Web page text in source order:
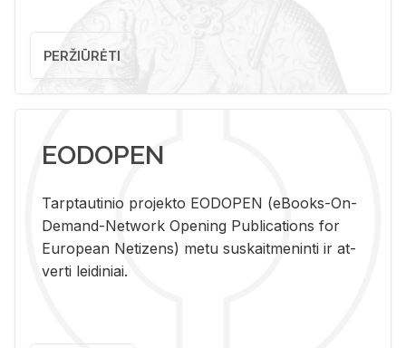
PERŽIŪRĖTI
EODOPEN
Tarp­tau­ti­nio pro­jek­to EO­DO­PEN (eBo­oks-On-
De­mand-Ne­twork Ope­ning Pub­li­ca­tions for
Eu­ro­pe­an Ne­ti­zens) metu su­skait­me­nin­ti ir at­
ver­ti lei­di­niai.